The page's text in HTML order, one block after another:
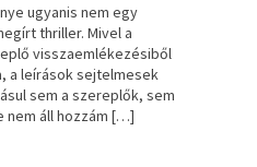
ugyanis nem egy
thriller. Mivel a
visszaemlékezésiből
a leírások sejtelmesek
sem a szereplők, sem
nem áll hozzám […]